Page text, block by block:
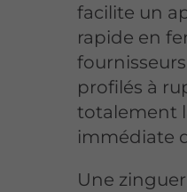
facilite un
rapide en
profilés à
totalement
immédiate
Une